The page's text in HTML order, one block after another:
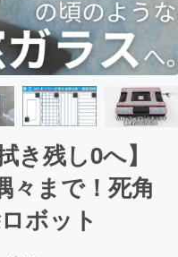
き残し0へ】
々まで！死角
ボット